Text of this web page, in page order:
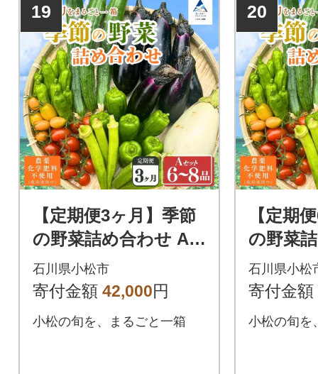
19
【定期便3ヶ月】季節
の野菜詰め合わせ A
セット 野菜食べ比べ
旬の野菜 野菜セット
石川県小松市
寄付金額 42,000円
小松の旬を、まるごと一箱
20
【定期
の野菜
セット
旬の野
石川県小松
寄付金額
小松の旬を